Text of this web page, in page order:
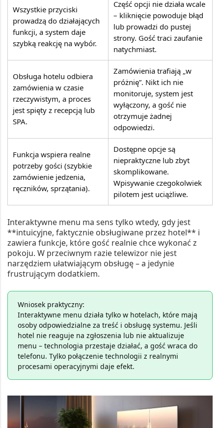
Wszystkie przyciski
prowadzą do działających
funkcji, a system daje
szybką reakcję na wybór.
Część opcji nie działa wcale
– kliknięcie powoduje błąd
lub prowadzi do pustej
strony. Gość traci zaufanie
natychmiast.
Obsługa hotelu odbiera
zamówienia w czasie
rzeczywistym, a proces
jest spięty z recepcją lub
SPA.
Zamówienia trafiają „w
próżnię”. Nikt ich nie
monitoruje, system jest
wyłączony, a gość nie
otrzymuje żadnej
odpowiedzi.
Funkcja wspiera realne
potrzeby gości (szybkie
zamówienie jedzenia,
ręczników, sprzątania).
Dostępne opcje są
niepraktyczne lub zbyt
skomplikowane.
Wpisywanie czegokolwiek
pilotem jest uciążliwe.
Interaktywne menu ma sens tylko wtedy, gdy jest
**intuicyjne, faktycznie obsługiwane przez hotel** i
zawiera funkcje, które gość realnie chce wykonać z
pokoju. W przeciwnym razie telewizor nie jest
narzędziem ułatwiającym obsługę – a jedynie
frustrującym dodatkiem.
Wniosek praktyczny:
Interaktywne menu działa tylko w hotelach, które mają
osoby odpowiedzialne za treść i obsługę systemu. Jeśli
hotel nie reaguje na zgłoszenia lub nie aktualizuje
menu – technologia przestaje działać, a gość wraca do
telefonu. Tylko połączenie technologii z realnymi
procesami operacyjnymi daje efekt.